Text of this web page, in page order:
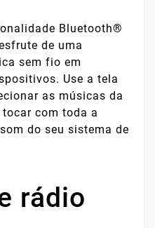
Bluetooth®
de uma
sem fio em
Use a tela
as músicas da
com toda a
do seu sistema de
rádio